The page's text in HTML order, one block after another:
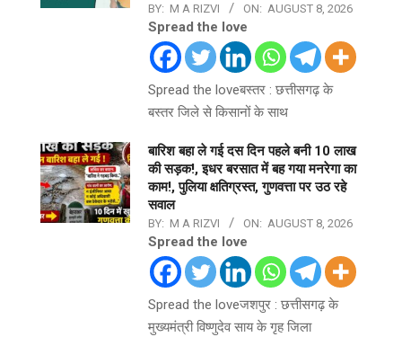
BY: M A RIZVI ON: AUGUST 8, 2026
Spread the love
Spread the loveबस्तर : छत्तीसगढ़ के
बस्तर जिले से किसानों के साथ
बारिश बहा ले गई दस दिन पहले बनी 10 लाख
की सड़क!, इधर बरसात में बह गया मनरेगा का
काम!, पुलिया क्षतिग्रस्त, गुणवत्ता पर उठ रहे
सवाल
BY: M A RIZVI ON: AUGUST 8, 2026
Spread the love
Spread the loveजशपुर : छत्तीसगढ़ के
मुख्यमंत्री विष्णुदेव साय के गृह जिला